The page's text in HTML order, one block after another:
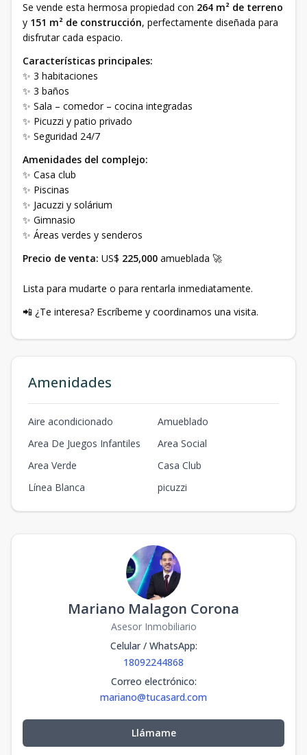
Se vende esta hermosa propiedad con 264 m² de terreno
y 151 m² de construcción, perfectamente diseñada para
disfrutar cada espacio.
Características principales:
✨ 3 habitaciones
✨ 3 baños
✨ Sala – comedor – cocina integradas
✨ Picuzzi y patio privado
✨ Seguridad 24/7
Amenidades del complejo:
✨ Casa club
✨ Piscinas
✨ Jacuzzi y solárium
✨ Gimnasio
✨ Áreas verdes y senderos
Precio de venta: US$ 225,000 amueblada 🚀
Lista para mudarte o para rentarla inmediatamente.
📲 ¿Te interesa? Escríbeme y coordinamos una visita.
Amenidades
Aire acondicionado
Amueblado
Area De Juegos Infantiles
Area Social
Area Verde
Casa Club
Línea Blanca
picuzzi
Mariano Malagon Corona
Asesor Inmobiliario
Celular / WhatsApp:
18092244868
Correo electrónico:
mariano@tucasard.com
Llámame